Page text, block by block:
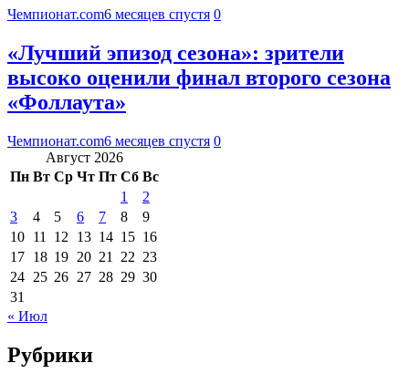
Чемпионат.com6 месяцев спустя 0
«Лучший эпизод сезона»: зрители
высоко оценили финал второго сезона
«Фоллаута»
Чемпионат.com6 месяцев спустя 0
Август 2026
Пн Вт Ср Чт Пт Сб Вс
1
2
3
4 5 6 7 8
9
10 11 12 13 14 15 16
17 18 19 20 21 22 23
24 25 26 27 28 29 30
31
« Июл
Рубрики